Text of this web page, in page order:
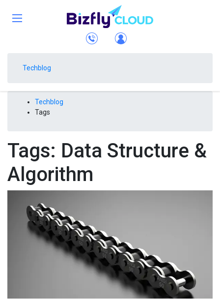
Techblog
Techblog
Tags
Tags: Data Structure &
Algorithm